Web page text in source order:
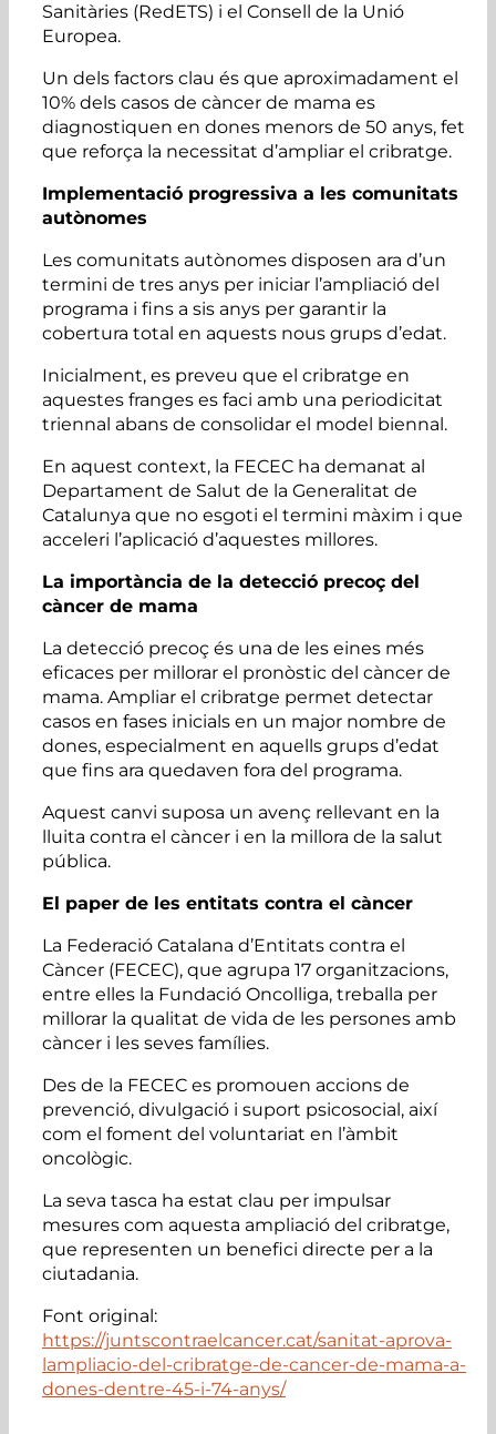
Sanitàries (RedETS) i el Consell de la Unió
Europea.
Un dels factors clau és que aproximadament el
10% dels casos de càncer de mama es
diagnostiquen en dones menors de 50 anys, fet
que reforça la necessitat d’ampliar el cribratge.
Implementació progressiva a les comunitats
autònomes
Les comunitats autònomes disposen ara d’un
termini de tres anys per iniciar l’ampliació del
programa i fins a sis anys per garantir la
cobertura total en aquests nous grups d’edat.
Inicialment, es preveu que el cribratge en
aquestes franges es faci amb una periodicitat
triennal abans de consolidar el model biennal.
En aquest context, la FECEC ha demanat al
Departament de Salut de la Generalitat de
Catalunya que no esgoti el termini màxim i que
acceleri l’aplicació d’aquestes millores.
La importància de la detecció precoç del
càncer de mama
La detecció precoç és una de les eines més
eficaces per millorar el pronòstic del càncer de
mama. Ampliar el cribratge permet detectar
casos en fases inicials en un major nombre de
dones, especialment en aquells grups d’edat
que fins ara quedaven fora del programa.
Aquest canvi suposa un avenç rellevant en la
lluita contra el càncer i en la millora de la salut
pública.
El paper de les entitats contra el càncer
La Federació Catalana d’Entitats contra el
Càncer (FECEC), que agrupa 17 organitzacions,
entre elles la Fundació Oncolliga, treballa per
millorar la qualitat de vida de les persones amb
càncer i les seves famílies.
Des de la FECEC es promouen accions de
prevenció, divulgació i suport psicosocial, així
com el foment del voluntariat en l’àmbit
oncològic.
La seva tasca ha estat clau per impulsar
mesures com aquesta ampliació del cribratge,
que representen un benefici directe per a la
ciutadania.
Font original:
https://juntscontraelcancer.cat/sanitat-aprova-
lampliacio-del-cribratge-de-cancer-de-mama-a-
dones-dentre-45-i-74-anys/